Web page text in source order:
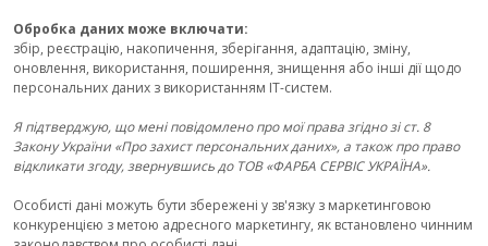
Обробка даних може включати:
збір, реєстрацію, накопичення, зберігання, адаптацію, зміну,
оновлення, використання, поширення, знищення або інші дії щодо
персональних даних з використанням ІТ-систем.
Я підтверджую, що мені повідомлено про мої права згідно зі ст. 8
Закону України «Про захист персональних даних», а також про право
відкликати згоду, звернувшись до ТОВ «ФАРБА СЕРВІС УКРАЇНА».
Особисті дані можуть бути збережені у зв'язку з маркетинговою
конкуренцією з метою адресного маркетингу, як встановлено чинним